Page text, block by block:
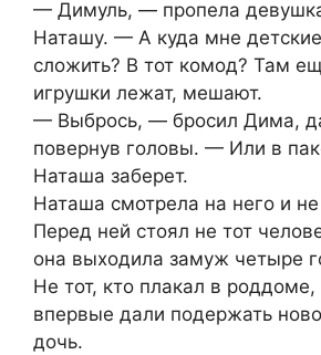
— Димуль, — пропела
Наташу. — А куда мне
сложить? В тот комод? Там
игрушки лежат, мешают.
— Выбрось, — бросил Дима,
повернув головы. — Или в
Наташа заберет.
Наташа смотрела на него и не
Перед ней стоял не тот
она выходила замуж четыре
Не тот, кто плакал в роддоме,
впервые дали подержать
дочь.